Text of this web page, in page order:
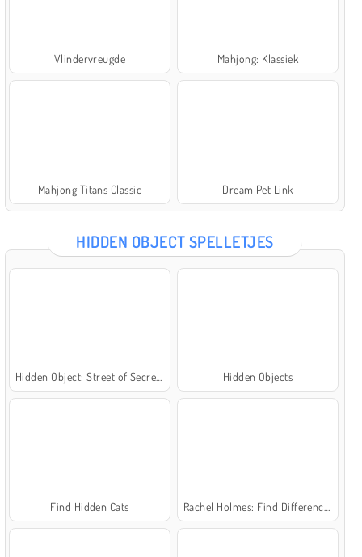
Vlindervreugde Mahjong: Klassiek
Mahjong Titans Classic Dream Pet Link
HIDDEN OBJECT SPELLETJES
Hidden Objects
Find Hidden Cats